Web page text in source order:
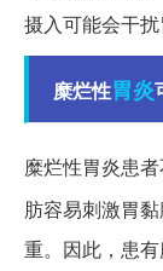
摄入可能会干扰
糜烂性胃炎
糜烂性胃炎患
肪容易刺激胃
重。因此，患